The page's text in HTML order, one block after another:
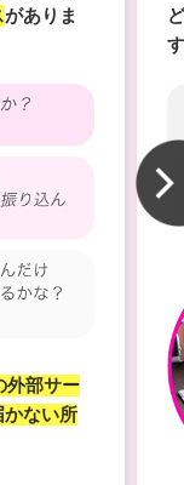
がありま
外部サー
かない所